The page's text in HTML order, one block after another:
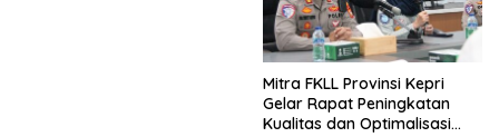
Mitra FKLL Provinsi Kepri
Gelar Rapat Peningkatan
Kualitas dan Optimalisasi